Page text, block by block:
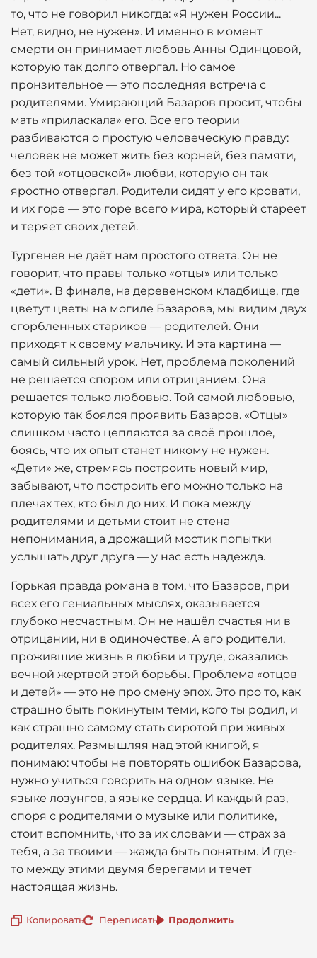
то, что не говорил никогда: «Я нужен России...
Нет, видно, не нужен». И именно в момент
смерти он принимает любовь Анны Одинцовой,
которую так долго отвергал. Но самое
пронзительное — это последняя встреча с
родителями. Умирающий Базаров просит, чтобы
мать «приласкала» его. Все его теории
разбиваются о простую человеческую правду:
человек не может жить без корней, без памяти,
без той «отцовской» любви, которую он так
яростно отвергал. Родители сидят у его кровати,
и их горе — это горе всего мира, который стареет
и теряет своих детей.
Тургенев не даёт нам простого ответа. Он не
говорит, что правы только «отцы» или только
«дети». В финале, на деревенском кладбище, где
цветут цветы на могиле Базарова, мы видим двух
сгорбленных стариков — родителей. Они
приходят к своему мальчику. И эта картина —
самый сильный урок. Нет, проблема поколений
не решается спором или отрицанием. Она
решается только любовью. Той самой любовью,
которую так боялся проявить Базаров. «Отцы»
слишком часто цепляются за своё прошлое,
боясь, что их опыт станет никому не нужен.
«Дети» же, стремясь построить новый мир,
забывают, что построить его можно только на
плечах тех, кто был до них. И пока между
родителями и детьми стоит не стена
непонимания, а дрожащий мостик попытки
услышать друг друга — у нас есть надежда.
Горькая правда романа в том, что Базаров, при
всех его гениальных мыслях, оказывается
глубоко несчастным. Он не нашёл счастья ни в
отрицании, ни в одиночестве. А его родители,
прожившие жизнь в любви и труде, оказались
вечной жертвой этой борьбы. Проблема «отцов
и детей» — это не про смену эпох. Это про то, как
страшно быть покинутым теми, кого ты родил, и
как страшно самому стать сиротой при живых
родителях. Размышляя над этой книгой, я
понимаю: чтобы не повторять ошибок Базарова,
нужно учиться говорить на одном языке. Не
языке лозунгов, а языке сердца. И каждый раз,
споря с родителями о музыке или политике,
стоит вспомнить, что за их словами — страх за
тебя, а за твоими — жажда быть понятым. И где-
то между этими двумя берегами и течет
настоящая жизнь.
Копировать Переписать Продолжить